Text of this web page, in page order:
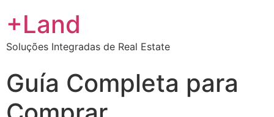
+Land
Soluções Integradas de Real Estate
Guía Completa para